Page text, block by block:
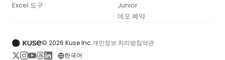
Excel 도구
Junior
데모 예약
© 2026 Kuse Inc.개인정보 처리방침약관
한국어